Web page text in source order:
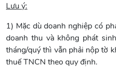
Lưu ý:
1) Mặc dù doanh nghiệp có
doanh thu và không phát
tháng/quý thì vẫn phải nộp tờ
thuế TNCN theo quy định.